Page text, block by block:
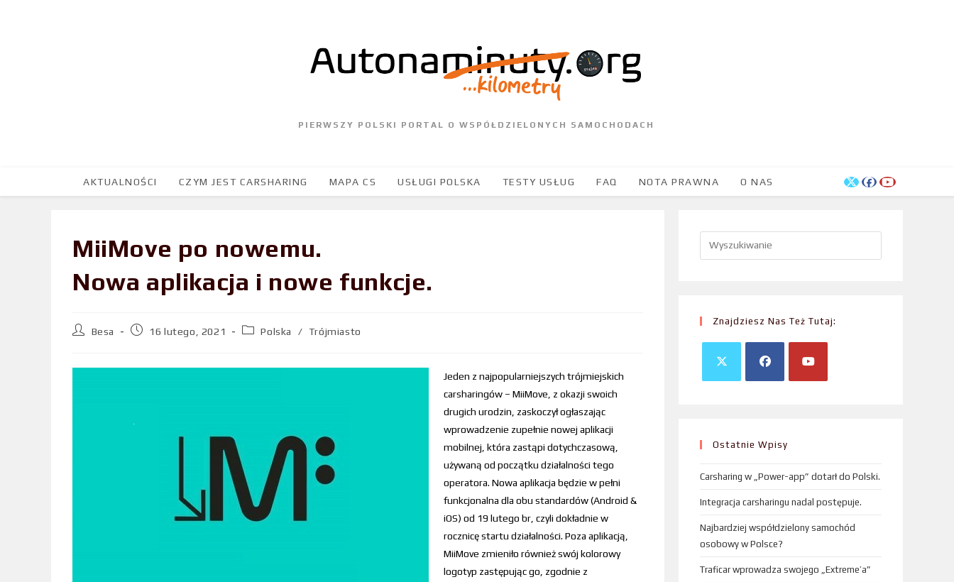
PIERWSZY POLSKI PORTAL O WSPÓŁDZIELONYCH SAMOCHODACH
AKTUALNOŚCI CZYM JEST CARSHARING MAPA CS USŁUGI POLSKA TESTY USŁUG FAQ NOTA PRAWNA O NAS
MiiMove po nowemu.
Nowa aplikacja i nowe funkcje.
Besa 16 lutego, 2021 Polska / Trójmiasto
Jeden z najpopularniejszych trójmiejskich
carsharingów – MiiMove, z okazji swoich
drugich urodzin, zaskoczył ogłaszając
wprowadzenie zupełnie nowej aplikacji
mobilnej, która zastąpi dotychczasową,
używaną od początku działalności tego
operatora. Nowa aplikacja będzie w pełni
funkcjonalna dla obu standardów (Android &
iOS) od 19 lutego br, czyli dokładnie w
rocznicę startu działalności. Poza aplikacją,
MiiMove zmieniło również swój kolorowy
logotyp zastępując go, zgodnie z
Znajdziesz Nas Też Tutaj:
Ostatnie Wpisy
Carsharing w „Power-app” dotarł do Polski.
Integracja carsharingu nadal postępuje.
Najbardziej współdzielony samochód
osobowy w Polsce?
Traficar wprowadza swojego „Extreme’a”